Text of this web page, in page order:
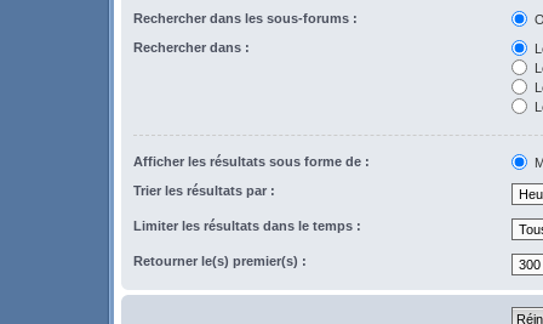
Rechercher dans les sous-forums :
Rechercher dans :
Afficher les résultats sous forme de :
Trier les résultats par :
Limiter les résultats dans le temps :
Retourner le(s) premier(s) :